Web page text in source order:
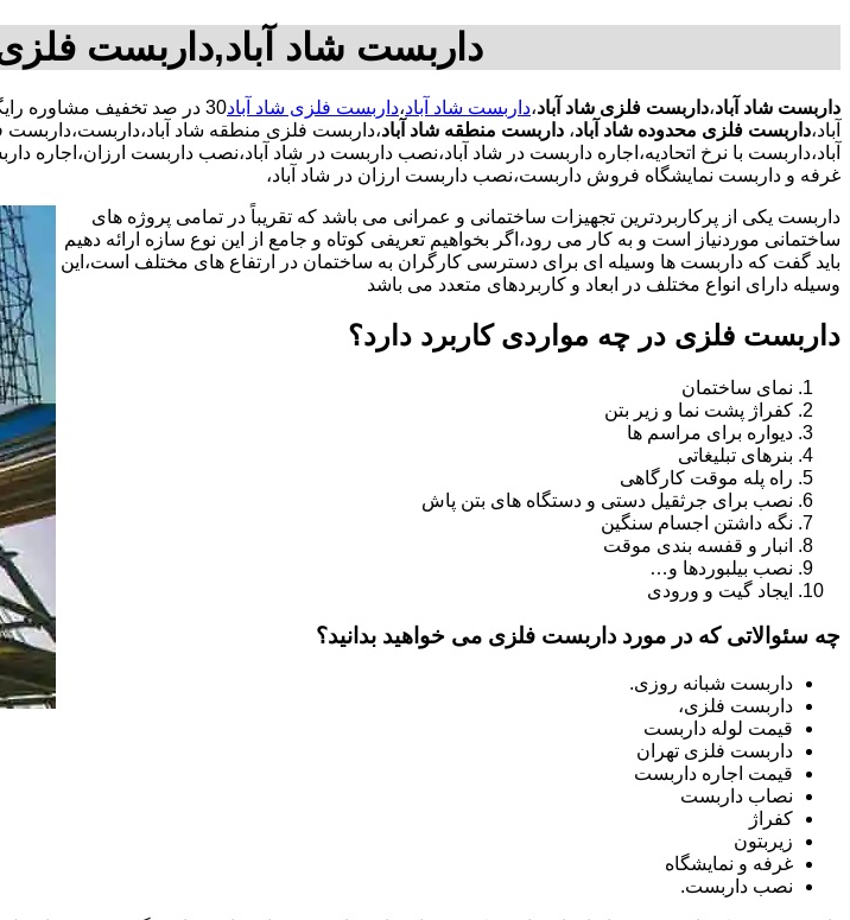
داربست شاد آباد,داربست
داربست شاد آباد،داربست فلزی شاد آباد،داربست شاد آباد،داربست فلزی شاد آباد
آباد،داربست فلزی محدوده شاد آباد، داربست منطقه شاد آباد،داربست فلزی منطقه شاد
آباد،داربست با نرخ اتحادیه،اجاره داربست در شاد آباد،نصب داربست در شاد آباد،نصب داربست
غرفه و داربست نمایشگاه فروش داربست،نصب داربست ارزان در شاد آباد،
داربست یکی از پرکاربردترین تجهیزات ساختمانی و عمرانی می باشد که تقریباً در تمامی پروژه های
ساختمانی موردنیاز است و به کار می رود،اگر بخواهیم تعریفی کوتاه و جامع از این نوع سازه ارائه دهیم
باید گفت که داربست ها وسیله ای برای دسترسی کارگران به ساختمان در ارتفاع های مختلف است،این
وسیله دارای انواع مختلف در ابعاد و کاربردهای متعدد می باشد
داربست فلزی در چه مواردی کاربرد دارد؟
نمای ساختمان
کفراژ پشت نما و زیر بتن
دیواره برای مراسم ها
بنرهای تبلیغاتی
راه پله موقت کارگاهی
نصب برای جرثقیل دستی و دستگاه های بتن پاش
نگه داشتن اجسام سنگین
انبار و قفسه بندی موقت
نصب بیلبوردها و…
ایجاد گیت و ورودی
چه سئوالاتی که در مورد داربست فلزی می خواهید بدانید؟
داربست شبانه روزی.
داربست فلزی،
قیمت لوله داربست
داربست فلزی تهران
قیمت اجاره داربست
نصاب داربست
کفراژ
زیربتون
غرفه و نمایشگاه
نصب داربست.